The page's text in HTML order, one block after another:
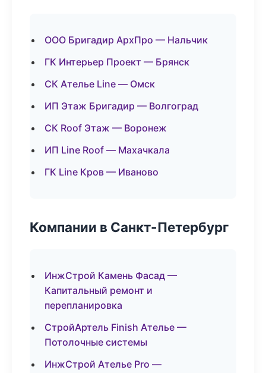
ООО Бригадир АрхПро — Нальчик
ГК Интерьер Проект — Брянск
СК Ателье Line — Омск
ИП Этаж Бригадир — Волгоград
СК Roof Этаж — Воронеж
ИП Line Roof — Махачкала
ГК Line Кров — Иваново
Компании в Санкт-Петербург
ИнжСтрой Камень Фасад —
Капитальный ремонт и
перепланировка
СтройАртель Finish Ателье —
Потолочные системы
ИнжСтрой Ателье Pro —